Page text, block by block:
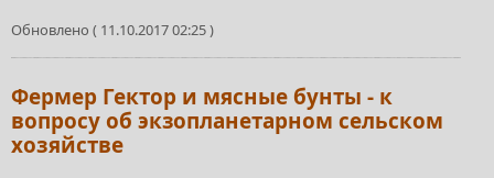
Обновлено ( 11.10.2017 02:25 )
Фермер Гектор и мясные бунты - к
вопросу об экзопланетарном сельском
хозяйстве